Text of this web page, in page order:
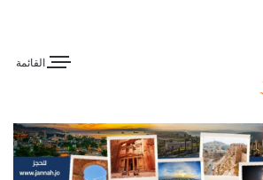
القائمة